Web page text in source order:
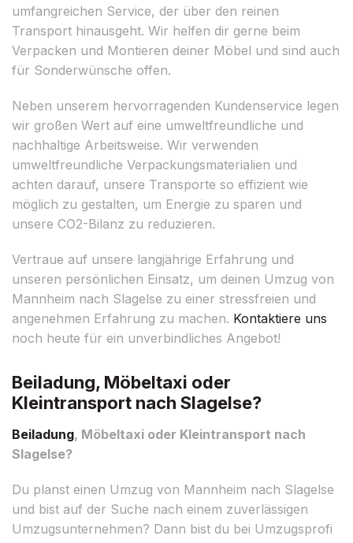
umfangreichen Service, der über den reinen
Transport hinausgeht. Wir helfen dir gerne beim
Verpacken und Montieren deiner Möbel und sind auch
für Sonderwünsche offen.
Neben unserem hervorragenden Kundenservice legen
wir großen Wert auf eine umweltfreundliche und
nachhaltige Arbeitsweise. Wir verwenden
umweltfreundliche Verpackungsmaterialien und
achten darauf, unsere Transporte so effizient wie
möglich zu gestalten, um Energie zu sparen und
unsere CO2-Bilanz zu reduzieren.
Vertraue auf unsere langjährige Erfahrung und
unseren persönlichen Einsatz, um deinen Umzug von
Mannheim nach Slagelse zu einer stressfreien und
angenehmen Erfahrung zu machen. Kontaktiere uns
noch heute für ein unverbindliches Angebot!
Beiladung, Möbeltaxi oder
Kleintransport nach Slagelse?
Beiladung, Möbeltaxi oder Kleintransport nach
Slagelse?
Du planst einen Umzug von Mannheim nach Slagelse
und bist auf der Suche nach einem zuverlässigen
Umzugsunternehmen? Dann bist du bei Umzugsprofi